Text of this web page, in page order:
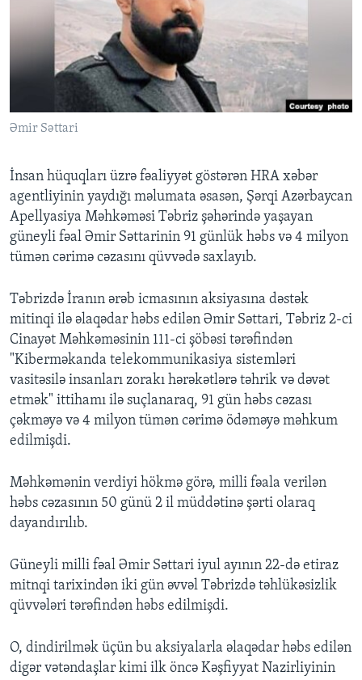
BIZI IZLƏYIN
Əmir Səttari
İnsan hüquqları üzrə fəaliyyət göstərən HRA xəbər
agentliyinin yaydığı məlumata əsasən, Şərqi Azərbaycan
Apellyasiya Məhkəməsi Təbriz şəhərində yaşayan
güneyli fəal Əmir Səttarinin 91 günlük həbs və 4 milyon
tümən cərimə cəzasını qüvvədə saxlayıb.
Təbrizdə İranın ərəb icmasının aksiyasına dəstək
mitinqi ilə əlaqədar həbs edilən Əmir Səttari, Təbriz 2-ci
Cinayət Məhkəməsinin 111-ci şöbəsi tərəfindən
"Kiberməkanda telekommunikasiya sistemləri
vasitəsilə insanları zorakı hərəkətlərə təhrik və dəvət
etmək" ittihamı ilə suçlanaraq, 91 gün həbs cəzası
çəkməyə və 4 milyon tümən cərimə ödəməyə məhkum
edilmişdi.
Məhkəmənin verdiyi hökmə görə, milli fəala verilən
həbs cəzasının 50 günü 2 il müddətinə şərti olaraq
dayandırılıb.
Güneyli milli fəal Əmir Səttari iyul ayının 22-də etiraz
mitnqi tarixindən iki gün əvvəl Təbrizdə təhlükəsizlik
qüvvələri tərəfindən həbs edilmişdi.
O, dindirilmək üçün bu aksiyalarla əlaqədar həbs edilən
digər vətəndaşlar kimi ilk öncə Kəşfiyyat Nazirliyinin